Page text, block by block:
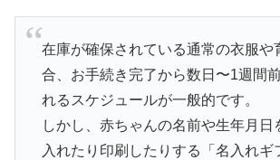
在庫が確保されている通常の衣服や
合、お手続き完了から数日〜1週間
れるスケジュールが一般的です。
しかし、赤ちゃんの名前や生年月日
入れたり印刷したりする「名入れギ